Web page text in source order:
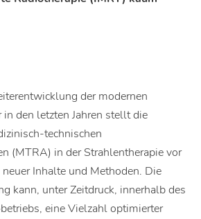
der modernen
in den letzten Jahren stellt die
technischen
(MTRA) in der Strahlentherapie vor
Inhalte und Methoden. Die
kann, unter Zeitdruck, innerhalb des
eine Vielzahl optimierter